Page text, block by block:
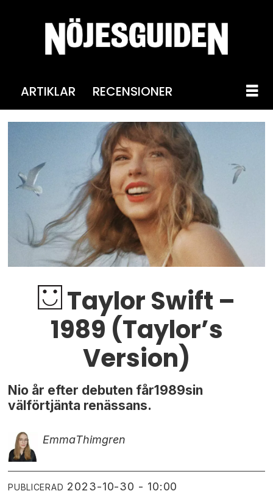
ARTIKLAR RECENSIONER
Taylor Swift –
1989 (Taylor’s
Version)
Nio år efter debuten får1989sin
välförtjänta renässans.
EmmaThimgren
PUBLICERAD 2023-10-30 - 10:00